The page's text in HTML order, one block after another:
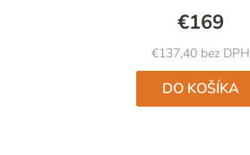
€137,40 bez DPH
€169
DO KOŠÍKA